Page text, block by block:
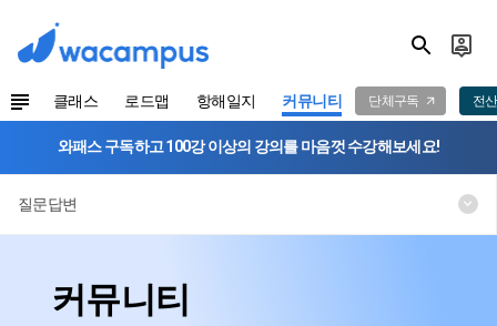
클래스 로드맵 항해일지 커뮤니티 단체구독 전
와패스 구독하고 100강 이상의 강의를 마음껏 수강해보세요!
질문답변
커뮤니티